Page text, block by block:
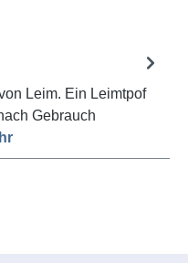
Leim. Ein Leimtpof
Gebrauch